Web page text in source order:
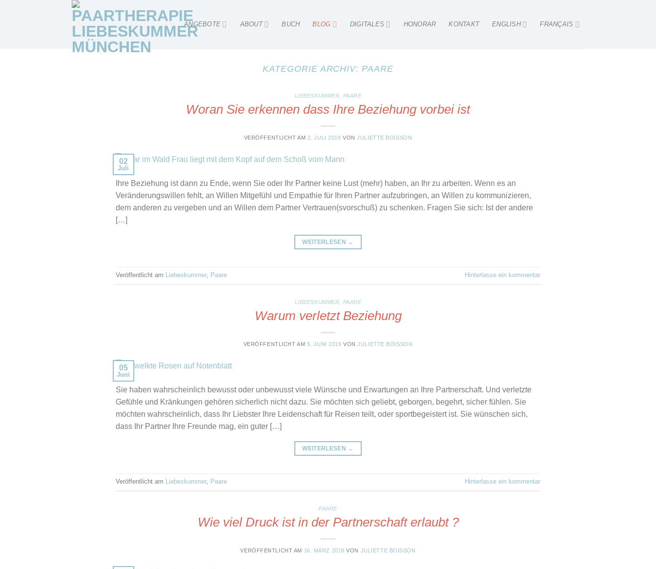
ANGEBOTE ABOUT BUCH BLOG DIGITALES HONORAR KONTAKT ENGLISH FRANÇAIS
KATEGORIE ARCHIV: PAARE
LIEBESKUMMER PAARE
Woran Sie erkennen dass Ihre Beziehung vorbei ist
VERÖFFENTLICHT AM 2. JULI 2019 VONJULIETTE BOISSON
02
Juli
Ihre Beziehung ist dann zu Ende, wenn Sie oder Ihr Partner keine Lust (mehr) haben, an Ihr zu arbeiten. Wenn es an
Veränderungswillen fehlt, an Willen Mitgefühl und Empathie für Ihren Partner aufzubringen, an Willen zu kommunizieren,
dem anderen zu vergeben und an Willen dem Partner Vertrauen(svorschuß) zu schenken. Fragen Sie sich: Ist der andere
[…]
WEITERLESEN →
Veröffentlicht am Liebeskummer, Paare Hinterlasse ein kommentar
LIEBESKUMMER PAARE
Warum verletzt Beziehung
VERÖFFENTLICHT AM 5. JUNI 2019 VONJULIETTE BOISSON
05
Juni
Sie haben wahrscheinlich bewusst oder unbewusst viele Wünsche und Erwartungen an Ihre Partnerschaft. Und verletzte
Gefühle und Kränkungen gehören sicherlich nicht dazu. Sie möchten sich geliebt, geborgen, begehrt, sicher fühlen. Sie
möchten wahrscheinlich, dass Ihr Liebster Ihre Leidenschaft für Reisen teilt, oder sportbegeistert ist. Sie wünschen sich,
dass Ihr Partner Ihre Freunde mag, ein guter […]
WEITERLESEN →
Veröffentlicht am Liebeskummer, Paare Hinterlasse ein kommentar
PAARE
Wie viel Druck ist in der Partnerschaft erlaubt ?
VERÖFFENTLICHT AM 16. MÄRZ 2018 VON JULIETTE BOISSON